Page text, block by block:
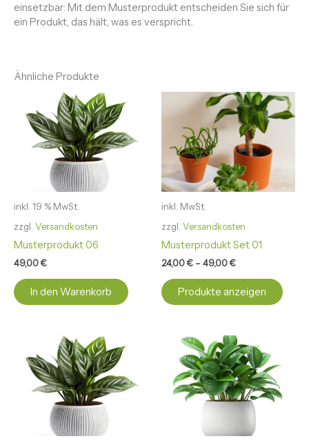
einsetzbar: Mit dem Musterprodukt entscheiden Sie sich für
ein Produkt, das hält, was es verspricht.
Ähnliche Produkte
inkl. 19 % MwSt.
zzgl. Versandkosten
Musterprodukt 06
49,00€
In den Warenkorb
inkl. MwSt.
zzgl. Versandkosten
Musterprodukt Set 01
24,00€ –49,00€
Produkte anzeigen